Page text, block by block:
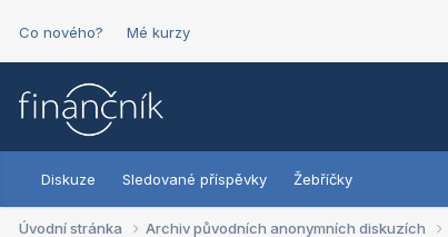
Co nového? Mé kurzy
Diskuze Sledované příspěvky Žebříčky
Úvodní stránka Archiv původních anonymních diskuzích